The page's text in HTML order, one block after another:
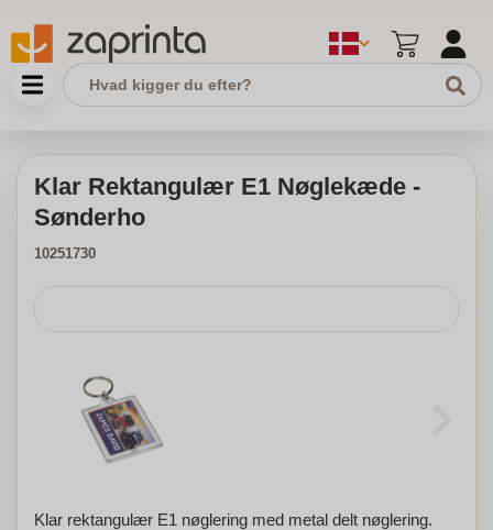
Klar Rektangulær E1 Nøglekæde -
Sønderho
10251730
Klar rektangulær E1 nøglering med metal delt nøglering.